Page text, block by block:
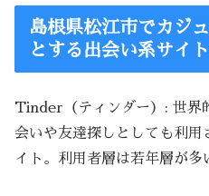
島根県松江市でカジ
とする出会い系サイ
Tinder（ティンダー）: 世界
会いや友達探しとしても利
イト。利用者層は若年層が多